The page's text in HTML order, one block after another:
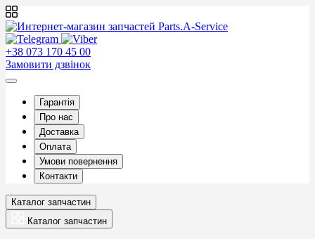
+38 073 170 45 00
Замовити дзвінок
Гарантія
Про нас
Доставка
Оплата
Умови повернення
Контакти
Каталог запчастин
Каталог запчастин